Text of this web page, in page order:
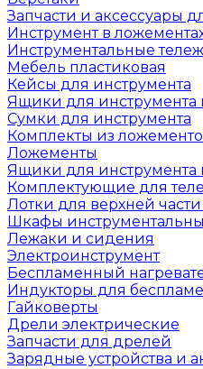
Запчасти и аксессуары
Инструмент в
Инструментальные
Мебель пластиковая
Кейсы для инструмента
Ящики для инструмента
Сумки для инструмента
Комплекты из
Ложементы
Ящики для инструмента
Комплектующие для
Лотки для верхней
Шкафы
Лежаки и сидения
Электроинструмент
Беспламенный
Индукторы для
Гайковерты
Дрели электрические
Запчасти для дрелей
Зарядные устройства и